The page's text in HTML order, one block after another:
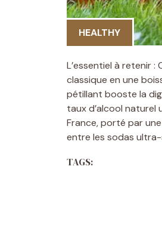
HEALTHY
L’essentiel à retenir
classique en une
pétillant booste la
taux d’alcool naturel
France, porté par
entre les sodas
TAGS: